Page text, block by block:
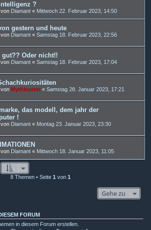
?
Diamant « Mittwoch 22. Februar 2023, 14:50
gestern und heute
Diamant « Samstag 18. Februar 2023, 22:56
gut?? Oder nicht!!
Diamant « Samstag 18. Februar 2023, 17:04
Mythbuster « Samstag 28. Januar 2023, 17:21
das modell, dem jahr der
!
Diamant « Montag 23. Januar 2023, 23:30
Diamant « Mittwoch 18. Januar 2023, 11:05
8 Themen • Seite 1 von 1
Gehe zu
FORUM
in diesem Forum erstellen.